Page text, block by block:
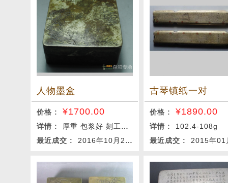
人物墨盒
价格 : ¥1700.00
详情 :
厚重 包浆好 刻工漂亮
最近成交 : 2016年10月27日
古琴镇纸一对
价格 :¥1890.00
详情 : 102.4-108g
最近成交 : 2015年01月